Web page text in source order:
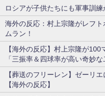
ロシアが子供たちにも軍事訓練
海外の反応：村上宗隆がレフ
ムラン！
【海外の反応】村上宗隆が
「三振率＆四球率が高い奇妙な
【葬送のフリーレン】ゼーリ
【海外の反応】